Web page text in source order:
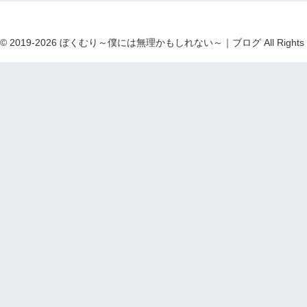
2019-2026 ぼくむり～僕には無理かもしれない～｜ブログ All Rights